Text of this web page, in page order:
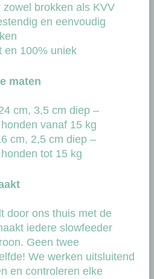
zowel brokken als KVV
en eenvoudig
en 100% uniek
maten
cm, 3,5 cm diep –
vanaf 15 kg
cm, 2,5 cm diep –
tot 15 kg
door ons thuis met de
iedere slowfeeder
Geen twee
We werken uitsluitend
en controleren elke